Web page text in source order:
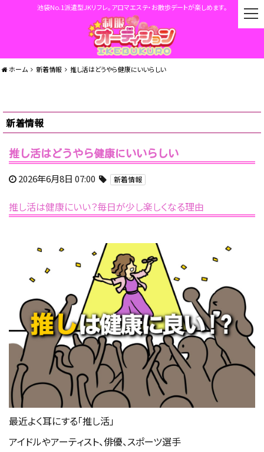
池袋No.1派遣型JKリフレ。アロマエステ・お散歩デートが楽しめます。
ホーム 新着情報 推し活はどうやら健康にいいらしい
新着情報
推し活はどうやら健康にいいらしい
2026年6月8日 07:00 新着情報
推し活は健康にいい？毎日が少し楽しくなる理由
最近よく耳にする「推し活」
アイドルやアーティスト、俳優、スポーツ選手
t
o
v
t